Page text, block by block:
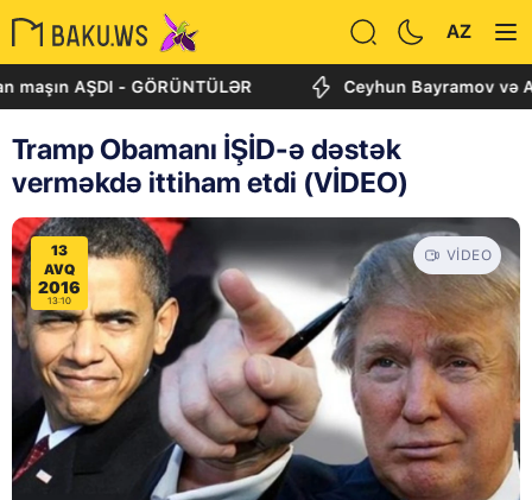
AZ
AŞDI - GÖRÜNTÜLƏR Ceyhun Bayramov və Andrey
Tramp Obamanı İŞİD-ə dəstək
verməkdə ittiham etdi (VİDEO)
13
AVQ
2016
13:10
VIDEO